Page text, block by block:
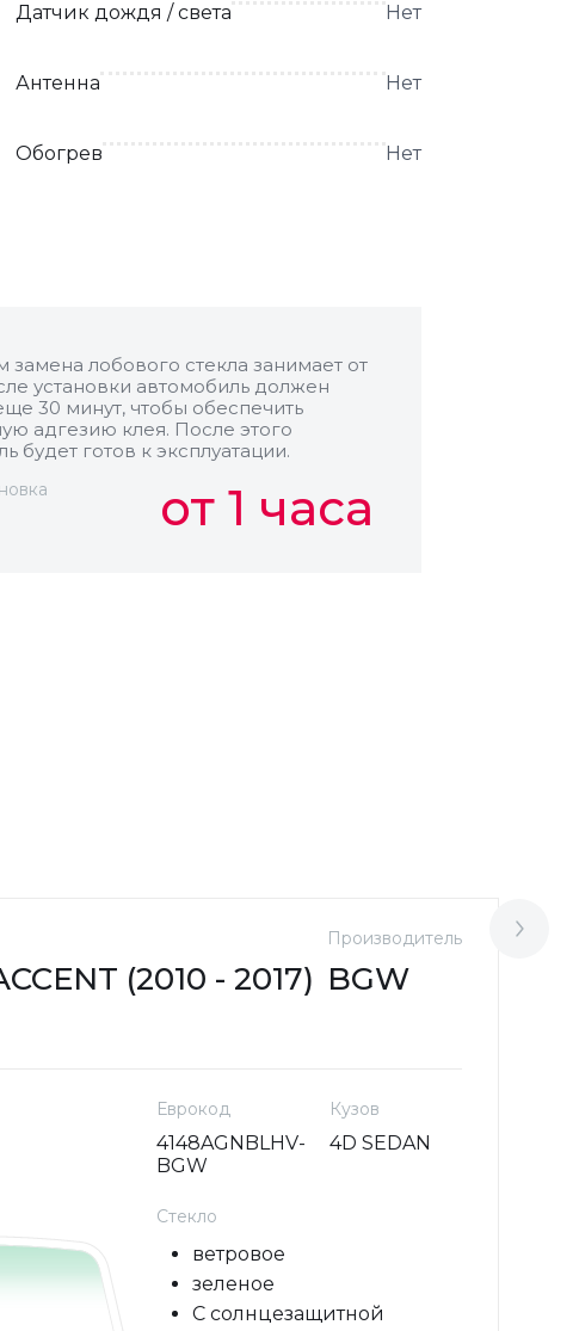
Датчик дождя / света Нет
Антенна Нет
Обогрев Нет
замена лобового стекла занимает от
установки автомобиль должен
30 минут, чтобы обеспечить
адгезию клея. После этого
будет готов к эксплуатации.
от 1 часа
(2010 - 2017)
Производитель
BGW
Еврокод
4148AGNBLHV-
BGW
Кузов
4D SEDAN
Стекло
ветровое
зеленое
С солнцезащитной